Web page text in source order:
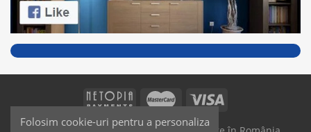
Folosim cookie-uri pentru a personaliza